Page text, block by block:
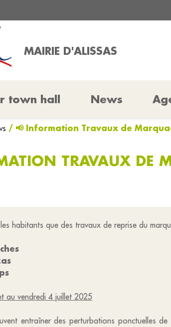
MAIRIE D'ALISSAS
town hall News
/ 📢 Information Travaux de
TRAVAUX DE
les habitants que des travaux de reprise du
au vendredi 4 juillet 2025
entraîner des perturbations ponctuelles